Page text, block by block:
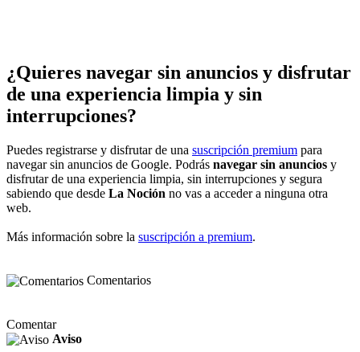
¿Quieres navegar sin anuncios y disfrutar
de una experiencia limpia y sin
interrupciones?
Puedes registrarse y disfrutar de una suscripción premium para
navegar sin anuncios de Google. Podrás navegar sin anuncios y
disfrutar de una experiencia limpia, sin interrupciones y segura
sabiendo que desde La Noción no vas a acceder a ninguna otra
web.
Más información sobre la suscripción a premium.
Comentarios
Comentar
Aviso